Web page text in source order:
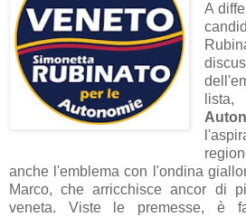
A
anche l'emblema con l'ondina
Marco, che arricchisce ancor di
veneta. Viste le premesse, è